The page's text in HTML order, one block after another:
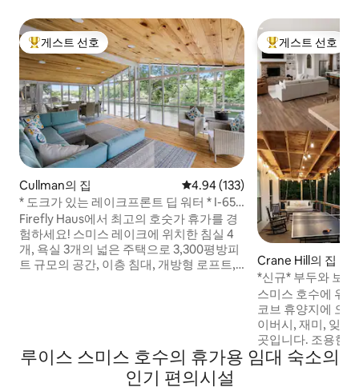
상위 게스트 선호
게스트 선호
Cullman의 집 평점 4.94점(5점 만점), 후기 133
4.94 (133)
* 도크가 있는 레이크프론트 딥 워터 * I-65
까지 10분 * 빠른 와이파이
Firefly Haus에서 최고의 호숫가 휴가를 경
험하세요! 스미스 레이크에 위치한 침실 4
개, 욕실 3개의 넓은 주택으로 3,300평방피
트 규모의 공간, 이층 침대, 개방형 로프트, 2
겨 보세요. 3개의 패들보드에 올라타고, 선
착장에서 휴식을 취하고, 보트를 타고 나가
상위 게스트 선호
게스트 선호
Crane Hill의 집
*신규* 부두와 보
Cove Retreat
스미스 호수에 위
코브 휴양지에 오
이버시, 재미, 잊을
곳입니다. 조용한
은 4BR/5BA 호숫
세요. 고요하고 한
루이스 스미스 호수의 휴가용 임대 숙소의
인기 편의시설